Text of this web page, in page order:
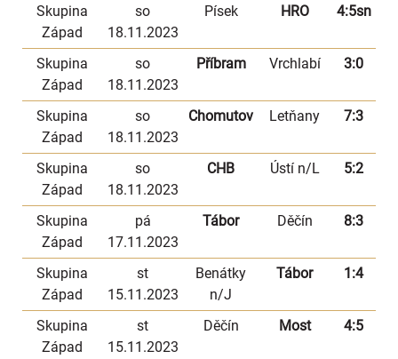
Skupina
Západ
so
18.11.2023
Písek HRO 4:5sn
Skupina
Západ
so
18.11.2023
Příbram Vrchlabí 3:0
Skupina
Západ
so
18.11.2023
Chomutov Letňany 7:3
Skupina
Západ
so
18.11.2023
CHB Ústí n/L 5:2
Skupina
Západ
pá
17.11.2023
Tábor Děčín 8:3
Skupina
Západ
st
15.11.2023
Benátky
n/J
Tábor 1:4
Skupina
Západ
st
15.11.2023
Děčín Most 4:5